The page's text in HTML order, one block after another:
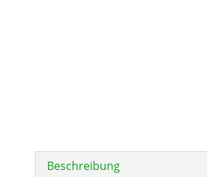
Beschreibung